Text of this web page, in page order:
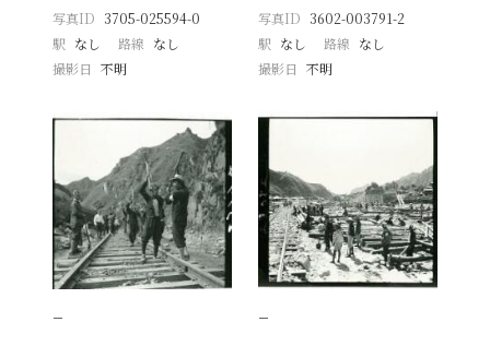
写真ID 3705-025594-0
駅 なし 路線 なし
撮影日
不明
写真ID 3602-003791-2
駅 なし 路線 なし
撮影日 不明
− −